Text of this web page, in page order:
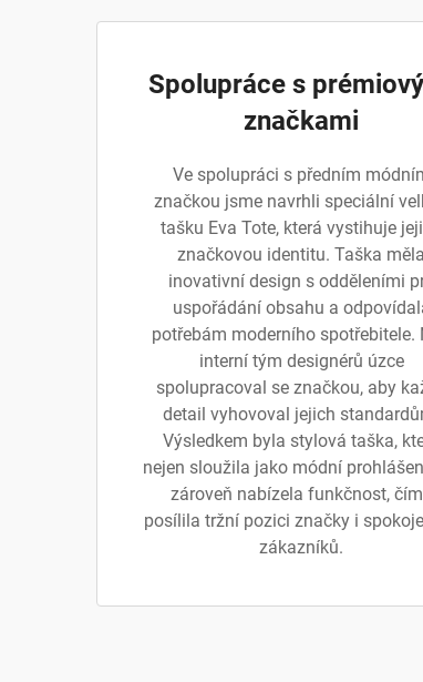
Spolupráce s
značkami
Ve spolupráci s předním
značkou jsme navrhli speciální
tašku Eva Tote, která vystihuje
značkovou identitu. Taška měla
inovativní design s odděleními
uspořádání obsahu a
potřebám moderního spotřebitele.
interní tým designérů úzce
spolupracoval se značkou, aby
detail vyhovoval jejich
Výsledkem byla stylová taška,
nejen sloužila jako módní
zároveň nabízela funkčnost,
posílila tržní pozici značky i
zákazníků.